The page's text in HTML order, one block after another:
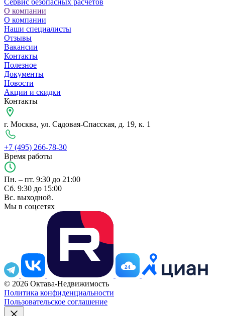
Сервис безопасных расчетов
О компании
О компании
Наши специалисты
Отзывы
Вакансии
Контакты
Полезное
Документы
Новости
Акции и скидки
Контакты
г. Москва, ул. Садовая-Спасская, д. 19, к. 1
+7 (495) 266-78-30
Время работы
Пн. – пт. 9:30 до 21:00
Сб. 9:30 до 15:00
Вс. выходной.
Мы в соцсетях
24
© 2026 Октава-Недвижимость
Политика конфиденциальности
Пользовательское соглашение